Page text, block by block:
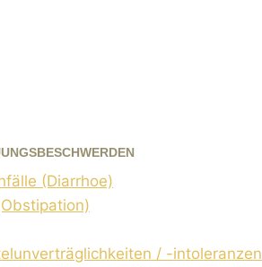
(Diarrhoe)
/ -intoleranzen